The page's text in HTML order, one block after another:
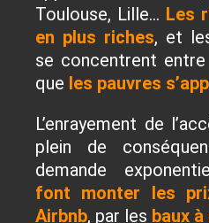
Toulouse, Lille… Les
en plus riches, et
se concentrent
que les pauvres
L’enrayement de
plein de
demande
font monter les
Airbnb, par les baux